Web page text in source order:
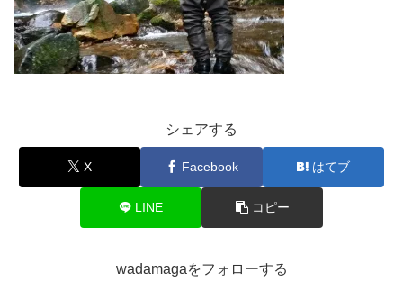
シェアする
X Facebook はてブ
LINE コピー
wadamagaをフォローする